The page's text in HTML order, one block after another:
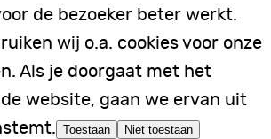
de bezoeker beter werkt.
wij o.a. cookies voor onze
Als je doorgaat met het
website, gaan we ervan uit
Toestaan Niet toestaan